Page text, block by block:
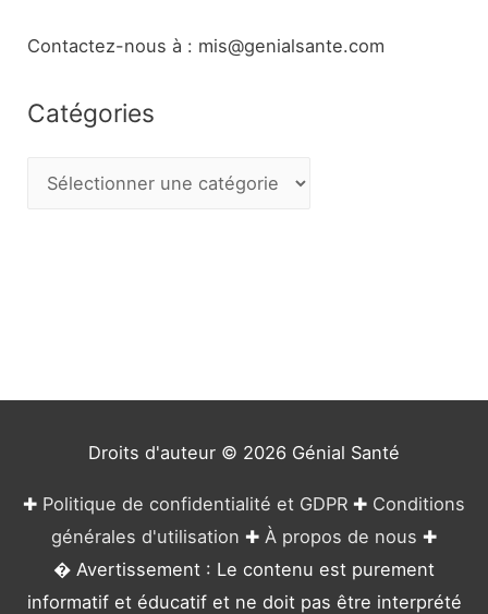
Contactez-nous à : mis@genialsante.com
Catégories
Droits d'auteur © 2026 Génial Santé
✚ Politique de confidentialité et GDPR ✚ Conditions
générales d'utilisation ✚ À propos de nous ✚
� Avertissement : Le contenu est purement
informatif et éducatif et ne doit pas être interprété